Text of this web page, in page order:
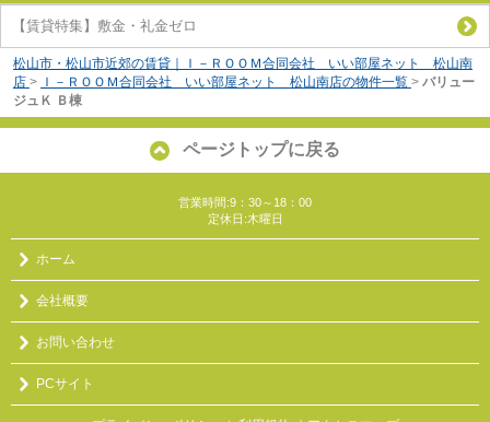
【賃貸特集】敷金・礼金ゼロ
松山市・松山市近郊の賃貸｜Ｉ－ＲＯＯＭ合同会社 いい部屋ネット 松山南
店 > Ｉ－ＲＯＯＭ合同会社 いい部屋ネット 松山南店の物件一覧 > バリュー
ジュＫ Ｂ棟
ページトップに戻る
営業時間:9：30～18：00
定休日:木曜日
ホーム
会社概要
お問い合わせ
PCサイト